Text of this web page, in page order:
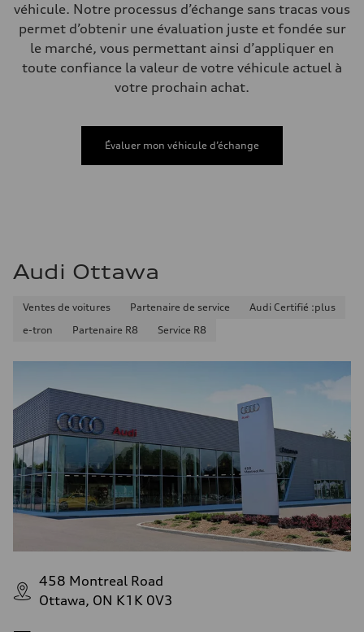
Données de rendement
Vitesse de pointe
210 km/h
Accélération de 0 à 100 km/h
4.8 seconds
12.1 l/100 km
Consommation – autoroute
Consommation combinée
véhicule. Notre processus d’échange sans tracas vous
permet d’obtenir une évaluation juste et fondée sur
le marché, vous permettant ainsi d’appliquer en
toute confiance la valeur de votre véhicule actuel à
votre prochain achat.
Évaluer mon véhicule d’échange
Audi Ottawa
Ventes de voitures Partenaire de service
Audi Certifié :plus
e-tron
Partenaire R8 Service R8
458 Montreal Road
Ottawa, ON K1K 0V3